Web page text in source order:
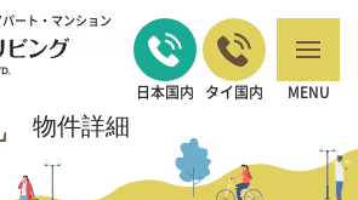
ート・マンション
日本国内 タイ国内 MENU
TOP>営業本部長の熱血レビュー >リージェント
オン ザ パーク 1
物件詳細